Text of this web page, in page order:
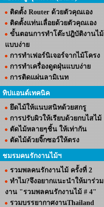
ติดตั้ง Router ด้วยตัวคุณเอง
ติดตั้งแท่นเลื่อยด้วยตัวคุณเอง
ขั้นตอนการทำโต๊ะปฎิบัติงานไม้
แบบง่าย
การทำเฟอร์นิเจอร์จากไม้โครง
การทำเครื่องดูดฝุ่นแบบง่าย
การติดแผ่นลามิเนท
ทิปแอนด์เทคนิค
ยึดไม้ให้แนบสนิทด้วยสกรู
การปรับผิวให้เรียบด้วยกบไสไม้
ตัดไม้หลายๆชิ้น ให้เท่ากัน
ตัดไม้ด้วยจิ๊กซอว์ให้ตรง
ชมรมคนรักงานไม้ฯ
รวมพลคนรักงานไม้ ครั้งที่ 2
ทำไม?จึงอยากแนะนำให้มาร่วม
งาน "รวมพลคนรักงานไม้ # 4"
รวมบรรยากาศงานThailand